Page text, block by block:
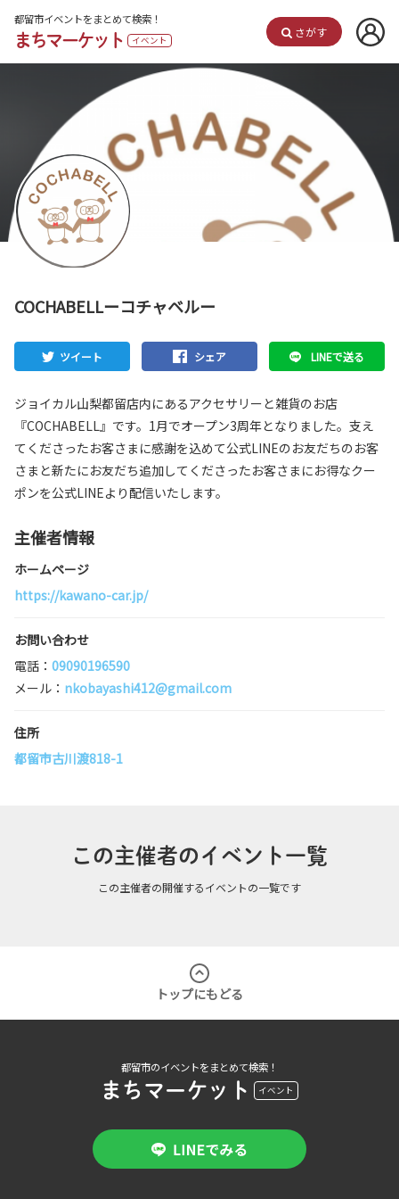
都留市イベントをまとめて検索！
まちマーケット イベント
さがす
COCHABELLーコチャベルー
ツイート シェア LINEで送る
ジョイカル山梨都留店内にあるアクセサリーと雑貨のお店
『COCHABELL』です。1月でオープン3周年となりました。支え
てくださったお客さまに感謝を込めて公式LINEのお友だちのお客
さまと新たにお友だち追加してくださったお客さまにお得なクー
ポンを公式LINEより配信いたします。
主催者情報
ホームページ
https://kawano-car.jp/
お問い合わせ
電話： 09090196590
メール： nkobayashi412@gmail.com
住所
都留市古川渡818-1
この主催者のイベント一覧
この主催者の開催するイベントの一覧です
トップにもどる
都留市のイベントをまとめて検索！
まちマーケット イベント